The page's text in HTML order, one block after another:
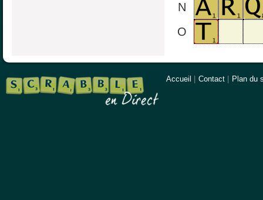
N
O
Accueil Contact Plan du